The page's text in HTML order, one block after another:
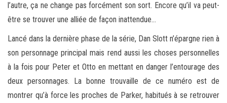
l’autre, ça ne change pas forcément son sort. Encore qu’il va peut-
être se trouver une alliée de façon inattendue…
Lancé dans la dernière phase de la série, Dan Slott n’épargne rien à
son personnage principal mais rend aussi les choses personnelles
à la fois pour Peter et Otto en mettant en danger l’entourage des
deux personnages. La bonne trouvaille de ce numéro est de
montrer qu’à force les proches de Parker, habitués à se retrouver